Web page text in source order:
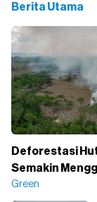
Berita Utama
Deforestasi
Semakin
Green